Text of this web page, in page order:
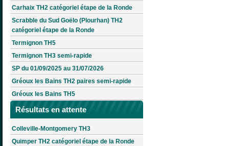
Carhaix TH2 catégoriel étape de la Ronde
Scrabble du Sud Goëlo (Plourhan) TH2
catégoriel étape de la Ronde
Termignon TH5
Termignon TH3 semi-rapide
SP du 01/09/2025 au 31/07/2026
Gréoux les Bains TH2 paires semi-rapide
Gréoux les Bains TH5
Résultats en attente
Colleville-Montgomery TH3
Quimper TH2 catégoriel étape de la Ronde